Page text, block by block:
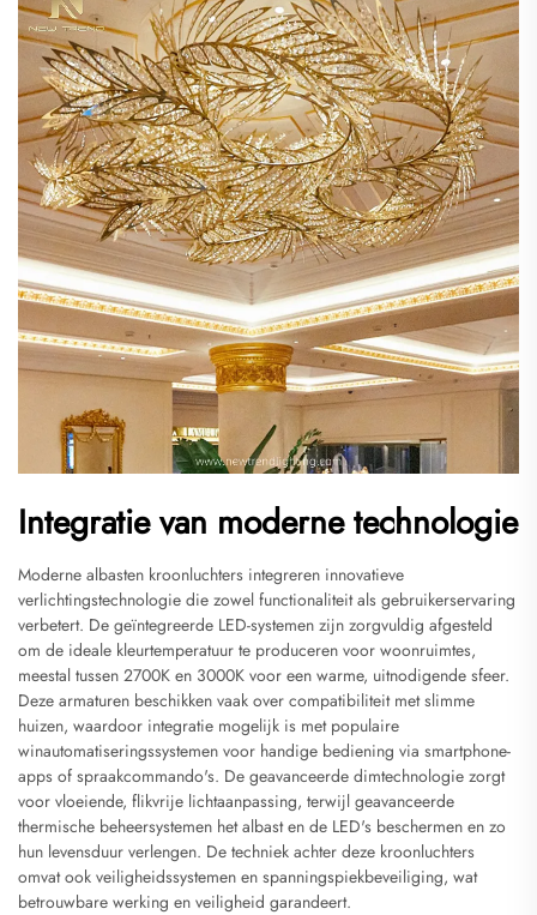
Integratie van moderne technologie
Moderne albasten kroonluchters integreren innovatieve
verlichtingstechnologie die zowel functionaliteit als gebruikerservaring
verbetert. De geïntegreerde LED-systemen zijn zorgvuldig afgesteld
om de ideale kleurtemperatuur te produceren voor woonruimtes,
meestal tussen 2700K en 3000K voor een warme, uitnodigende sfeer.
Deze armaturen beschikken vaak over compatibiliteit met slimme
huizen, waardoor integratie mogelijk is met populaire
winautomatiseringssystemen voor handige bediening via smartphone-
apps of spraakcommando's. De geavanceerde dimtechnologie zorgt
voor vloeiende, flikvrije lichtaanpassing, terwijl geavanceerde
thermische beheersystemen het albast en de LED's beschermen en zo
hun levensduur verlengen. De techniek achter deze kroonluchters
omvat ook veiligheidssystemen en spanningspiekbeveiliging, wat
betrouwbare werking en veiligheid garandeert.